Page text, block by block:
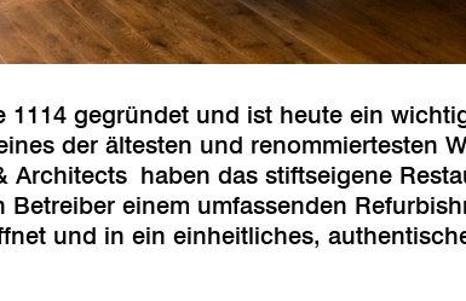
1114 gegründet und ist heute ein
der ältesten und renommiertesten
Architectshaben das stiftseigene
einem umfassenden
und in ein einheitliches,